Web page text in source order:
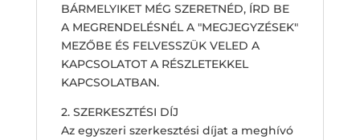
BÁRMELYIKET MÉG SZERETNÉD, ÍRD BE
A MEGRENDELÉSNÉL A "MEGJEGYZÉSEK"
MEZŐBE ÉS FELVESSZÜK VELED A
KAPCSOLATOT A RÉSZLETEKKEL
KAPCSOLATBAN.
2. SZERKESZTÉSI DÍJ
Az egyszeri szerkesztési díjat a meghívó